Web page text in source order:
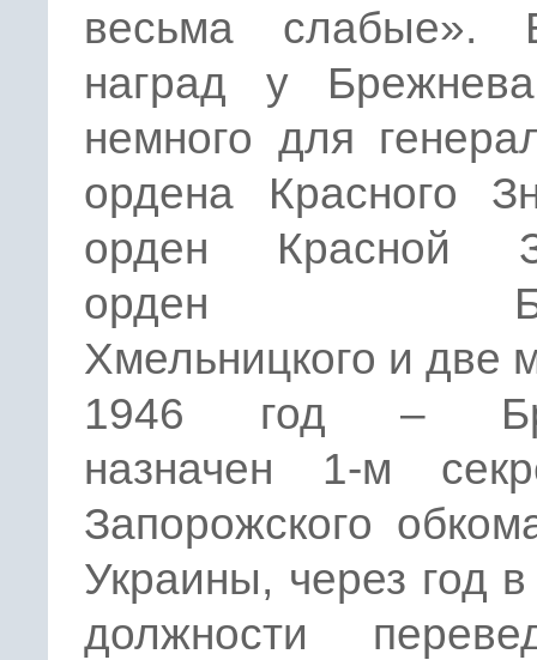
весьма слабые».
наград у
немного для
ордена Красного
орден Красной
орден
Хмельницкого и две
1946 год –
назначен 1-м
Запорожского
Украины, через год
должности